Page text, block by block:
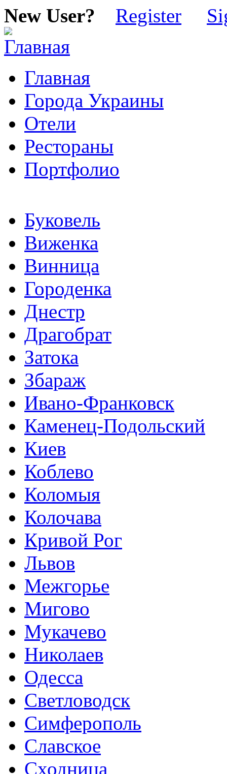
New User? Register
Главная
Города Украины
Отели
Рестораны
Портфолио
Буковель
Виженка
Винница
Городенка
Днестр
Драгобрат
Затока
Збараж
Ивано-Франковск
Каменец-Подольский
Киев
Коблево
Коломыя
Колочава
Кривой Рог
Львов
Межгорье
Мигово
Мукачево
Николаев
Одесса
Светловодск
Симферополь
Славское
Сходница